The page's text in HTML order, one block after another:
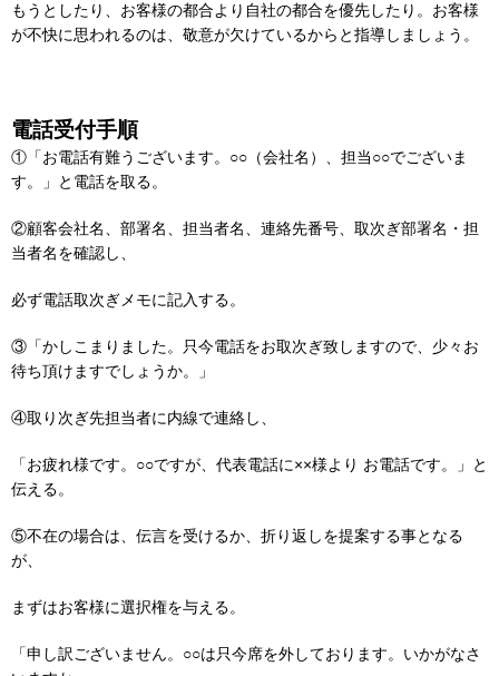
もうとしたり、お客様の都合より自社の都合を優先したり。お客様
が不快に思われるのは、敬意が欠けているからと指導しましょう。
電話受付手順
①「お電話有難うございます。○○（会社名）、担当○○でございま
す。」と電話を取る。
②顧客会社名、部署名、担当者名、連絡先番号、取次ぎ部署名・担
当者名を確認し、
必ず電話取次ぎメモに記入する。
③「かしこまりました。只今電話をお取次ぎ致しますので、少々お
待ち頂けますでしょうか。」
④取り次ぎ先担当者に内線で連絡し、
「お疲れ様です。○○ですが、代表電話に××様より お電話です。」と
伝える。
⑤不在の場合は、伝言を受けるか、折り返しを提案する事となる
が、
まずはお客様に選択権を与える。
「申し訳ございません。○○は只今席を外しております。いかがなさ